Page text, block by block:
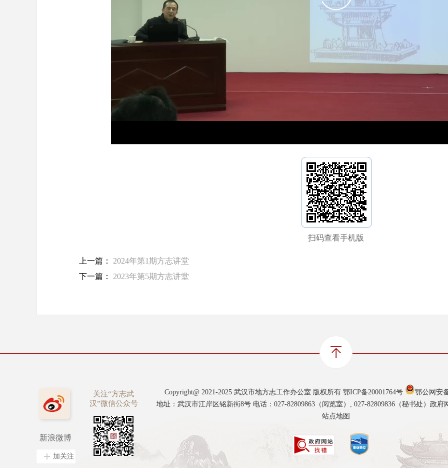
扫码查看手机版
上一篇： 2024年第1期方志讲堂
下一篇： 2023年第5期方志讲堂
Copyright@ 2021-2025 武汉市地方志工作办公室 版权所有 鄂ICP备20001764号
鄂公网安
地址：武汉市江岸区铭新街8号 电话：027-82809863（阅览室）, 027-82809836（秘书处）政府
站点地图
新浪微博
加关注
关注“方志武
汉”微信公众号